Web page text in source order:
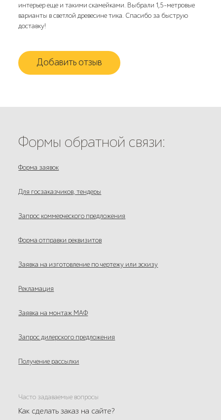
интерьер еще и такими скамейками. Выбрали 1,5-метровые
варианты в светлой древесине тика. Спасибо за быструю
доставку!
Добавить отзыв
Формы обратной связи:
Форма заявок
Для госзаказчиков, тендеры
Запрос коммерческого предложения
Форма отправки реквизитов
Заявка на изготовление по чертежу или эскизу
Рекламация
Заявка на монтаж МАФ
Запрос дилерского предложения
Получение рассылки
Часто задаваемые вопросы
Как сделать заказ на сайте?